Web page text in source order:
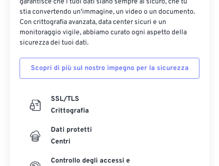
garantisce che i tuoi dati siano sempre al sicuro, che tu
stia convertendo un'immagine, un video o un documento.
Con crittografia avanzata, data center sicuri e un
monitoraggio vigile, abbiamo curato ogni aspetto della
sicurezza dei tuoi dati.
Scopri di più sul nostro impegno per la sicurezza
SSL/TLS
Crittografia
Dati protetti
Centri
Controllo degli accessi e